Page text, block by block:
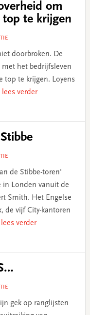
om
top te krijgen
doorbroken. De
het bedrijfsleven
top te krijgen. Loyens
lees verder
de Stibbe-toren'
in Londen vanuit de
Smith. Het Engelse
de vijf City-kantoren
lees verder
gek op ranglijsten